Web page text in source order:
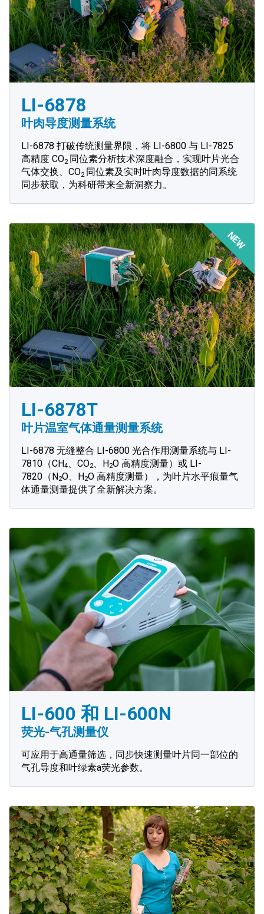
LI-6878
叶肉导度测量系统
LI-6878 打破传统测量界限，将 LI-6800 与 LI-7825
高精度 CO2 同位素分析技术深度融合，实现叶片光合
气体交换、CO2 同位素及实时叶肉导度数据的同系统
同步获取，为科研带来全新洞察力。
NEW
LI-6878T
叶片温室气体通量测量系统
LI-6878 无缝整合 LI-6800 光合作用测量系统与 LI-
7810（CH4 、CO2 、H2O 高精度测量）或 LI-
7820（N2O、H2O 高精度测量），为叶片水平痕量气
体通量测量提供了全新解决方案。
LI-600 和 LI-600N
荧光-气孔测量仪
可应用于高通量筛选，同步快速测量叶片同一部位的
气孔导度和叶绿素a荧光参数。